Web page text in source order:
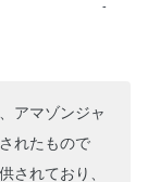
-
アマゾンジャ
れたもので
されており、